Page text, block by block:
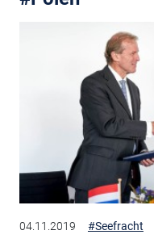
04.11.2019 #Seefracht